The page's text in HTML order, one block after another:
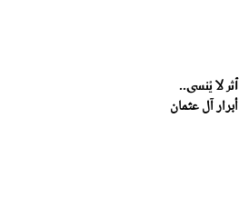
أثر لا يُنسى..
أبرار آل عثمان